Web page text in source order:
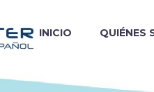
INICIO QUIÉNES